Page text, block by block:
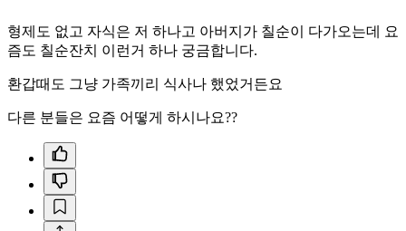
형제도 없고 자식은 저 하나고 아버지가 칠순이 다가오는데 요
즘도 칠순잔치 이런거 하나 궁금합니다.
환갑때도 그냥 가족끼리 식사나 했었거든요
다른 분들은 요즘 어떻게 하시나요??